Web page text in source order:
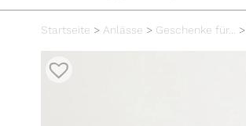
Startseite > Anlässe > Geschenke für... >